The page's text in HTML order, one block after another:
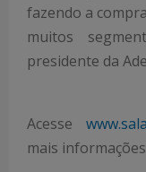
fazendo a
muitos
presidente da
Acesse
mais